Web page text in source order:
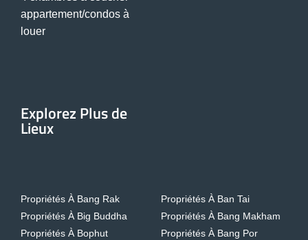
appartement/condos à
louer
Explorez Plus de
Lieux
Propriétés À Bang Rak
Propriétés À Big Buddha
Propriétés À Bophut
Propriétés À Ban Tai
Propriétés À Bang Makham
Propriétés À Bang Por